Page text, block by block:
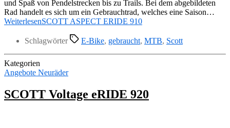
und Spaß von Pendelstrecken bis zu Trails. Bei dem abgebildeten
Rad handelt es sich um ein Gebrauchtrad, welches eine Saison…
WeiterlesenSCOTT ASPECT ERIDE 910
Schlagwörter E-Bike, gebraucht, MTB, Scott
Kategorien
Angebote Neuräder
SCOTT Voltage eRIDE 920